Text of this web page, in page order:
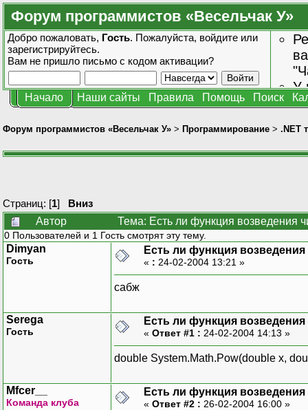
Форум программистов «Весельчак У»
Добро пожаловать, Гость. Пожалуйста, войдите или
зарегистрируйтесь.
Вам не пришло письмо с кодом активации?
У
Начало Наши сайты Правила Помощь Поиск
Форум программистов «Весельчак У» > Программирование > .NET
Страниц: [1] Вниз
Автор
Тема: Есть ли функция возведения
0 Пользователей и 1 Гость смотрят эту тему.
Dimyan
Гость
Есть ли функция
« : 24-02-2004 13:21 »
сабж
Serega
Гость
Есть ли функция
« Ответ #1 : 24-02-2004 14:13 »
double System.Math.Pow(double x,
Mfcer__
Команда клуба
Есть ли функция
« Ответ #2 : 26-02-2004 16:00 »